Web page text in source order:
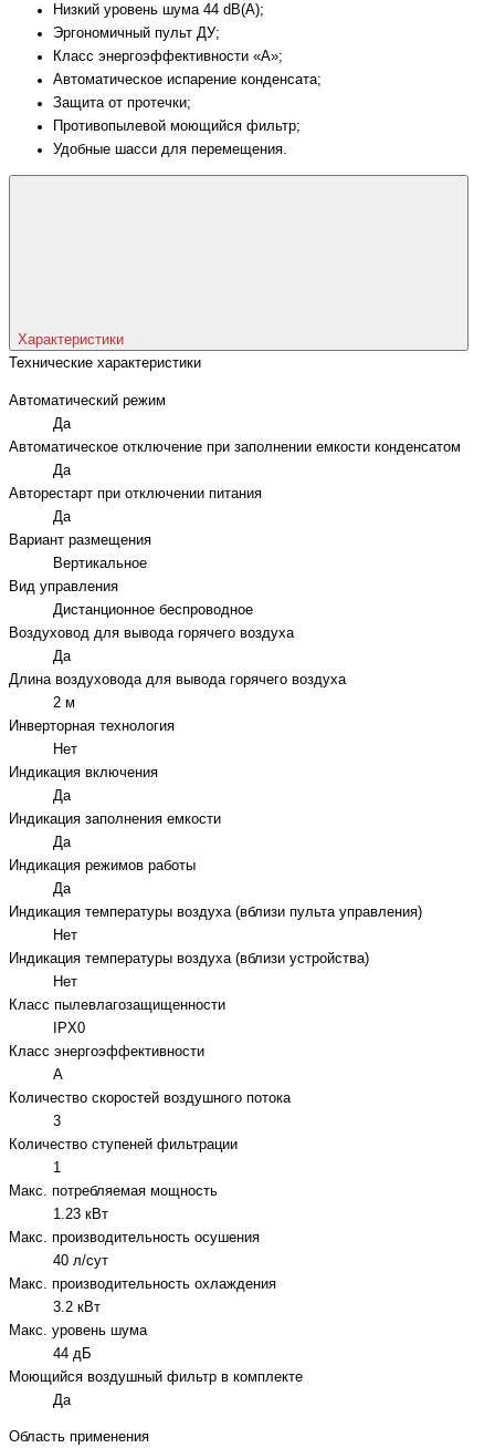
Низкий уровень шума 44 dB(A);
Эргономичный пульт ДУ;
Класс энергоэффективности «A»;
Автоматическое испарение конденсата;
Защита от протечки;
Противопылевой моющийся фильтр;
Удобные шасси для перемещения.
Характеристики
Технические характеристики
Автоматический режим
Да
Автоматическое отключение при заполнении емкости конденсатом
Да
Авторестарт при отключении питания
Да
Вариант размещения
Вертикальное
Вид управления
Дистанционное беспроводное
Воздуховод для вывода горячего воздуха
Да
Длина воздуховода для вывода горячего воздуха
2 м
Инверторная технология
Нет
Индикация включения
Да
Индикация заполнения емкости
Да
Индикация режимов работы
Да
Индикация температуры воздуха (вблизи пульта управления)
Нет
Индикация температуры воздуха (вблизи устройства)
Нет
Класс пылевлагозащищенности
IPX0
Класс энергоэффективности
A
Количество скоростей воздушного потока
3
Количество ступеней фильтрации
1
Макс. потребляемая мощность
1.23 кВт
Макс. производительность осушения
40 л/сут
Макс. производительность охлаждения
3.2 кВт
Макс. уровень шума
44 дБ
Моющийся воздушный фильтр в комплекте
Да
Область применения